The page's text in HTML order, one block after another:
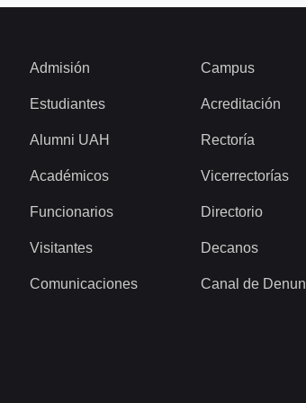
Admisión
Estudiantes
Alumni UAH
Académicos
Funcionarios
Visitantes
Comunicaciones
Campus
Acreditación
Rectoría
Vicerrectorías
Directorio
Decanos
Canal de